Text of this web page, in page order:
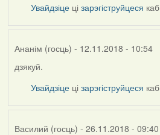
Увайдзіце цізарэгіструйцеся
Ананім (госць) - 12.11.2018 - 10:54
In
reply
by
дзякуй.
Увайдзіце цізарэгіструйцеся
Василий (госць) - 26.11.2018 - 09:40